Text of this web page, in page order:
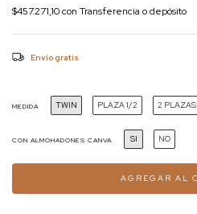
$457.271,10con Transferencia o depósito
Envío gratis
MEDIDA TWIN PLAZA 1/2 2 PLAZAS
CON ALMOHADONES CANVA SI NO